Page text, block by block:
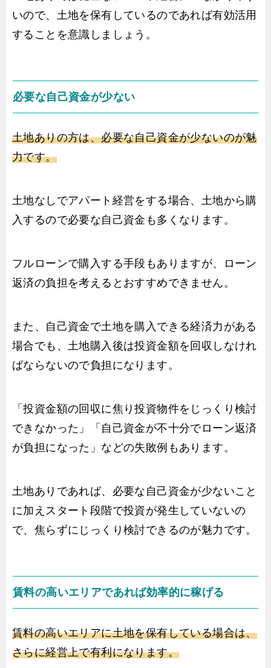
いので、土地を保有しているのであれば有効活用
することを意識しましょう。
必要な自己資金が少ない
土地ありの方は、必要な自己資金が少ないのが魅
力です。
土地なしでアパート経営をする場合、土地から購
入するので必要な自己資金も多くなります。
フルローンで購入する手段もありますが、ローン
返済の負担を考えるとおすすめできません。
また、自己資金で土地を購入できる経済力がある
場合でも、土地購入後は投資金額を回収しなけれ
ばならないので負担になります。
「投資金額の回収に焦り投資物件をじっくり検討
できなかった」「自己資金が不十分でローン返済
が負担になった」などの失敗例もあります。
土地ありであれば、必要な自己資金が少ないこと
に加えスタート段階で投資が発生していないの
で、焦らずにじっくり検討できるのが魅力です。
賃料の高いエリアであれば効率的に稼げる
賃料の高いエリアに土地を保有している場合は、
さらに経営上で有利になります。